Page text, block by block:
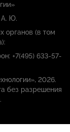
А. Ю.
органов (в том
+7(495) 633-57-
2026.
без разрешения